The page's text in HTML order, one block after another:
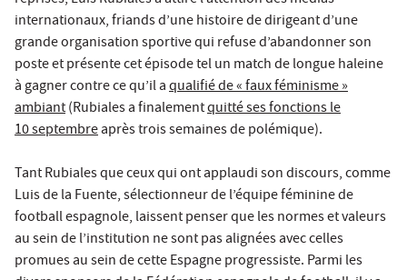
internationaux, friands d’une histoire de dirigeant d’une
grande organisation sportive qui refuse d’abandonner son
poste et présente cet épisode tel un match de longue haleine
à gagner contre ce qu’il aqualifié de « faux féminisme »
ambiant(Rubiales a finalementquitté ses fonctions le
10 septembreaprès trois semaines de polémique).
Tant Rubiales que ceux qui ont applaudi son discours, comme
Luis de la Fuente, sélectionneur de l’équipe féminine de
football espagnole, laissent penser que les normes et valeurs
au sein de l’institution ne sont pas alignées avec celles
promues au sein de cette Espagne progressiste. Parmi les